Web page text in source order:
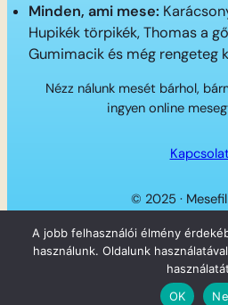
Minden, ami mese:
Hupikék törpikék, Thomas a
Gumimacik és még rengeteg
Nézz nálunk mesét bárhol,
ingyen online
© 2025 ·
Twitter
A jobb felhasználói élmény
használunk. Oldalunk
OK